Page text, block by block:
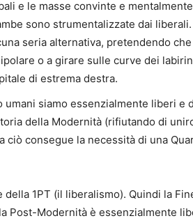
e le masse convinte e
sono strumentalizzate dai
seria alternativa, pretendendo
o a girare sulle curve dei
di estrema destra.
umani siamo essenzialmente liberi e
della Modernità (rifiutando di
consegue la necessità di una
1PT (il liberalismo). Quindi la
Post-Modernità è essenzialmente